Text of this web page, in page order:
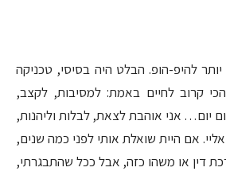
להיפ-הופ. הבלט היה בסיסי, טכניקה
קרוב לחיים באמת: למסיבות, לקצב,
יום… אני אוהבת לצאת, לבלות וליהנות,
אם היית שואלת אותי לפני כמה שנים,
דין או משהו כזה, אבל ככל שהתבגרתי,